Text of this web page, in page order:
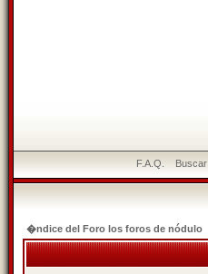
F.A.Q. Buscar
�ndice del Foro los foros de nódulo